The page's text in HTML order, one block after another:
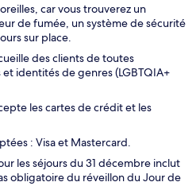
car vous trouverez un
de fumée, un système de sécurité
sur place.
des clients de toutes
identités de genres (LGBTQIA+
les cartes de crédit et les
: Visa et Mastercard.
les séjours du 31 décembre inclut
obligatoire du réveillon du Jour de